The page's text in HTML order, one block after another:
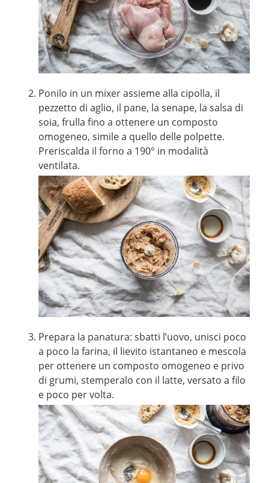
Ponilo in un mixer assieme alla cipolla, il
pezzetto di aglio, il pane, la senape, la salsa di
soia, frulla fino a ottenere un composto
omogeneo, simile a quello delle polpette.
Preriscalda il forno a 190° in modalità
ventilata.
Prepara la panatura: sbatti l’uovo, unisci poco
a poco la farina, il lievito istantaneo e mescola
per ottenere un composto omogeneo e privo
di grumi, stemperalo con il latte, versato a filo
e poco per volta.